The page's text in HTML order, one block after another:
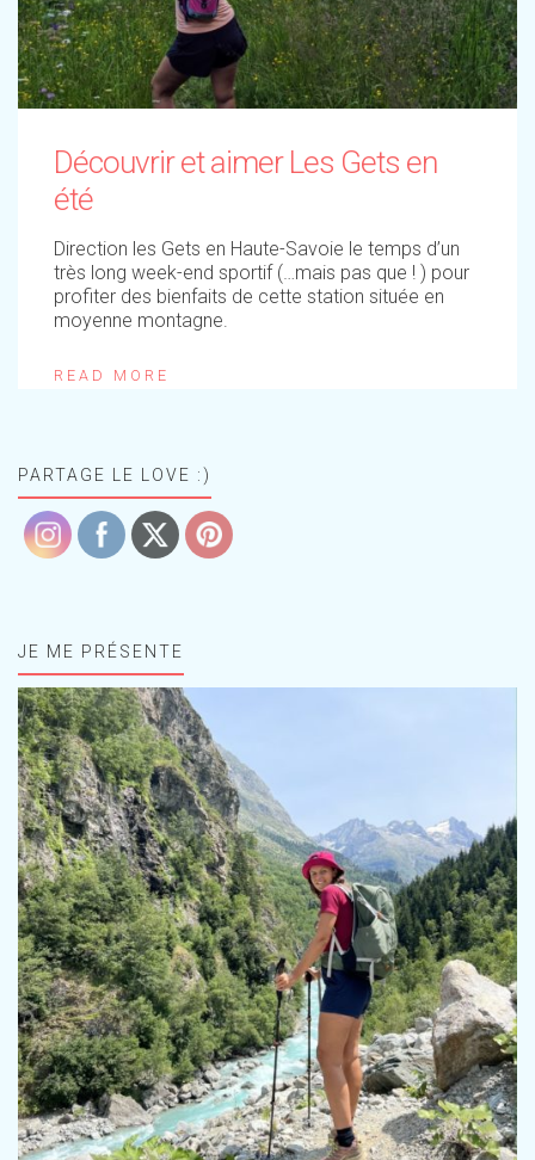
Découvrir et aimer Les Gets en
été
Direction les Gets en Haute-Savoie le temps d’un
très long week-end sportif (…mais pas que ! ) pour
profiter des bienfaits de cette station située en
moyenne montagne.
READ MORE
PARTAGE LE LOVE :)
JE ME PRÉSENTE